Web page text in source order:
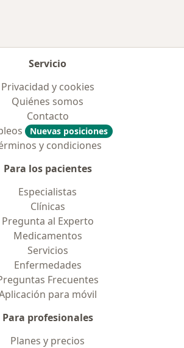
Servicio
Privacidad y cookies
Quiénes somos
Contacto
Nuevas posiciones
y condiciones
Para los pacientes
Especialistas
Clínicas
Pregunta al Experto
Medicamentos
Servicios
Enfermedades
Frecuentes
para móvil
Para profesionales
Planes y precios